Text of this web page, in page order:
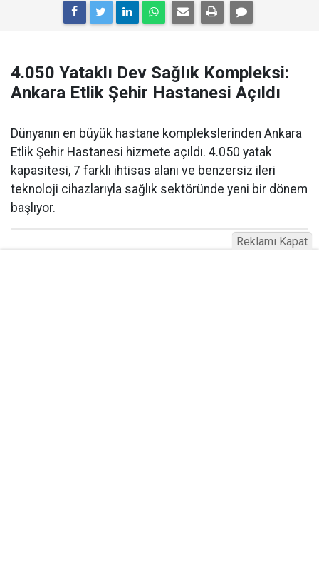
4.050 Yataklı Dev Sağlık Kompleksi:
Ankara Etlik Şehir Hastanesi Açıldı
Dünyanın en büyük hastane komplekslerinden Ankara
Etlik Şehir Hastanesi hizmete açıldı. 4.050 yatak
kapasitesi, 7 farklı ihtisas alanı ve benzersiz ileri
teknoloji cihazlarıyla sağlık sektöründe yeni bir dönem
başlıyor.
Reklamı Kapat